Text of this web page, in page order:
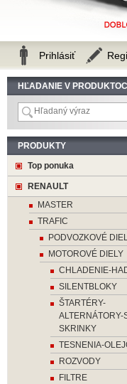
HĽADANIE V
PRODUKTY
Top ponuka
RENAULT
MASTER
TRAFIC
PODVOZKOVÉ
MOTOROVÉ DIELY
CHLADENIE-
SILENTBLOKY
ŠTARTÉRY-
ALTERNÁTORY-
SKRINKY
TESNENIA-
ROZVODY
FILTRE
Prihlásiť